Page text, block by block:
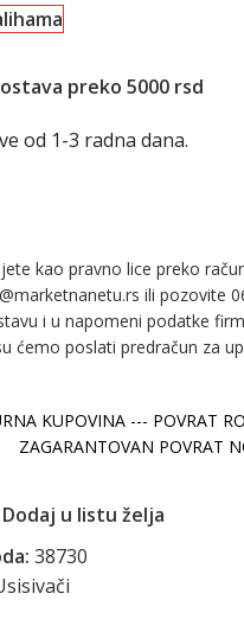
preko 5000 rsd
od 1-3 radna dana.
kao pravno lice preko
ili pozovite
i u napomeni podatke
ćemo poslati predračun za
KUPOVINA --- POVRAT
ZAGARANTOVAN POVRAT
Dodaj u listu želja
38730